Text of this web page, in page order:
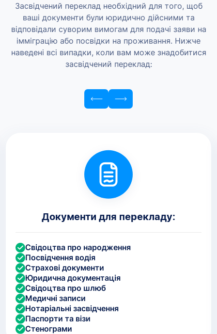
Засвідчений переклад необхідний для того, щоб
ваші документи були юридично дійсними та
відповідали суворим вимогам для подачі заяви на
імміграцію або посвідки на проживання. Нижче
наведені всі випадки, коли вам може знадобитися
засвідчений переклад:
Документи для перекладу:
Свідоцтва про народження
Посвідчення водія
Страхові документи
Юридична документація
Свідоцтва про шлюб
Медичні записи
Нотаріальні засвідчення
Паспорти та візи
Стенограми